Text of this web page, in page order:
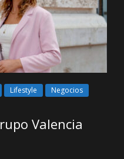
Lifestyle
Negocios
Valencia